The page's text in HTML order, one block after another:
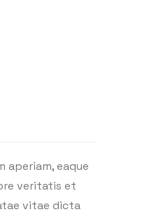
aperiam, eaque
veritatis et
vitae dicta